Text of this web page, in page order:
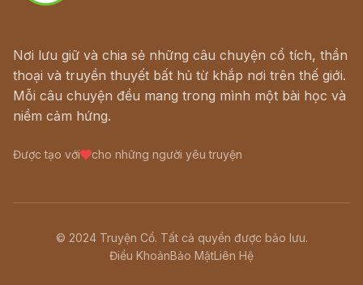
Nơi lưu giữ và chia sẻ những câu chuyện cổ tích, thần
thoại và truyền thuyết bất hủ từ khắp nơi trên thế giới.
Mỗi câu chuyện đều mang trong mình một bài học và
niềm cảm hứng.
Được tạo với cho những người yêu truyện
© 2024 Truyện Cổ. Tất cả quyền được bảo lưu.
Điều KhoảnBảo MậtLiên Hệ